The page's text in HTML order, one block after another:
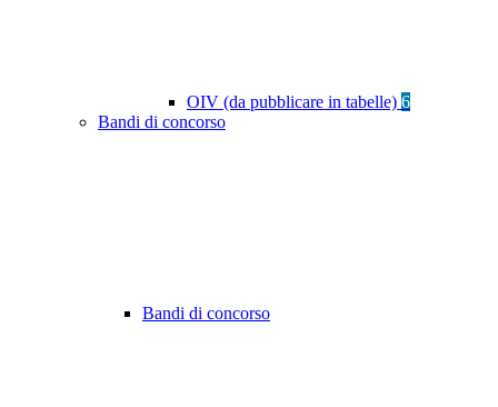
OIV (da pubblicare in tabelle) 6
Bandi di concorso
Bandi di concorso